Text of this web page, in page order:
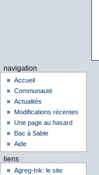
navigation
Accueil
Communauté
Actualités
Modifications récentes
Une page au hasard
Bac à Sable
Aide
liens
Agreg-Ink: le site